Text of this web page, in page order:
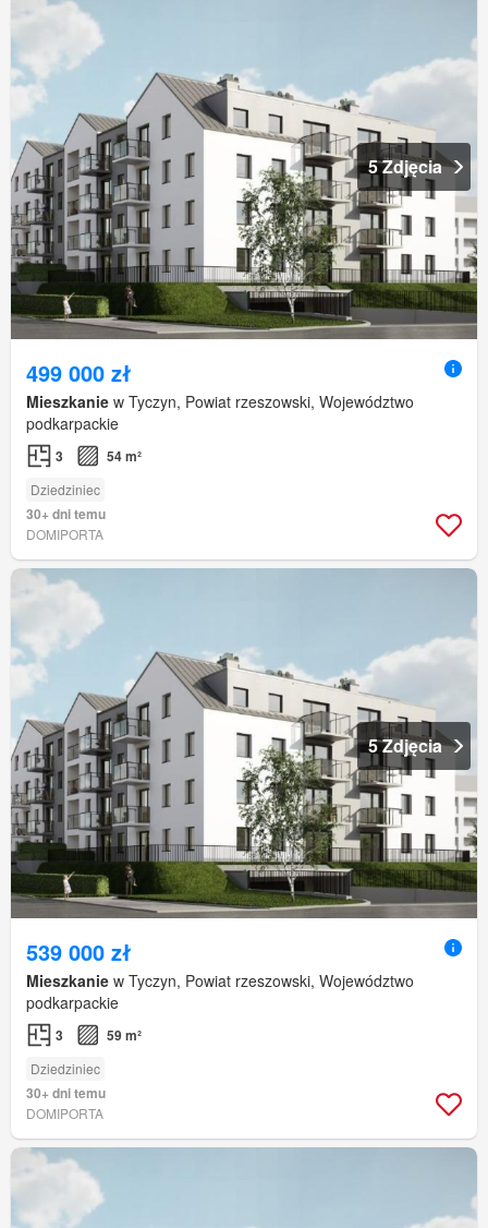
5 Zdjęcia
499 000 zł
Mieszkanie w Tyczyn, Powiat rzeszowski, Województwo
podkarpackie
3 54 m²
Dziedziniec
30+ dni temu
DOMIPORTA
5 Zdjęcia
539 000 zł
Mieszkanie w Tyczyn, Powiat rzeszowski, Województwo
podkarpackie
3 59 m²
Dziedziniec
30+ dni temu
DOMIPORTA